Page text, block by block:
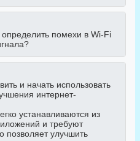
помехи в Wi-Fi
и начать использовать
интернет-
устанавливаются из
и требуют
позволяет улучшить